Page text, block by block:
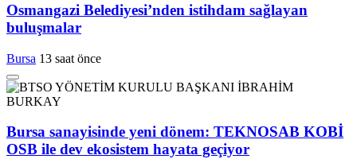
Osmangazi Belediyesi’nden istihdam sağlayan
buluşmalar
Bursa 13 saat önce
Bursa sanayisinde yeni dönem: TEKNOSAB KOBİ
OSB ile dev ekosistem hayata geçiyor